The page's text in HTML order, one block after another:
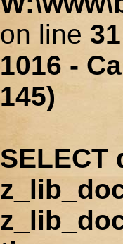
on line 31
1016 -
145)
SELECT